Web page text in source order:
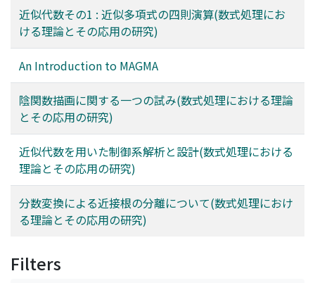
近似代数その1 : 近似多項式の四則演算(数式処理にお
ける理論とその応用の研究)
An Introduction to MAGMA
陰関数描画に関する一つの試み(数式処理における理論
とその応用の研究)
近似代数を用いた制御系解析と設計(数式処理における
理論とその応用の研究)
分数変換による近接根の分離について(数式処理におけ
る理論とその応用の研究)
Filters